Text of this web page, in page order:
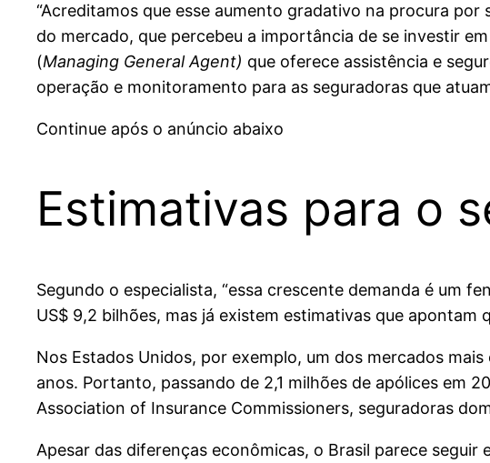
“Acreditamos que esse aumento gradativo na procura
do mercado, que percebeu a importância de se investir
(Managing General Agent) que oferece assistência e
operação e monitoramento para as seguradoras que
Continue após o anúncio abaixo
Estimativas para o
Segundo o especialista, “essa crescente demanda é um
US$ 9,2 bilhões, mas já existem estimativas que apontam
Nos Estados Unidos, por exemplo, um dos mercados
anos. Portanto, passando de 2,1 milhões de apólices em
Association of Insurance Commissioners, seguradoras
Apesar das diferenças econômicas, o Brasil parece